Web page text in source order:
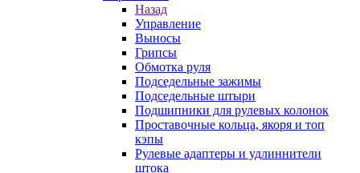
Назад
Управление
Выносы
Грипсы
Обмотка руля
Подседельные зажимы
Подседельные штыри
Подшипники для рулевых колонок
Проставочные кольца, якоря и топ
кэпы
Рулевые адаптеры и удлиннители
штока